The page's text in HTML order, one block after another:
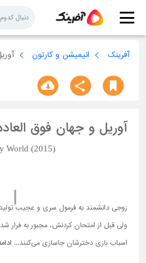
آفرینک انیمیشن و کارتون
آوریل و جهان فوق
World (2015)
زوجی دانشمند به فرمول سری و عجیب
ولی قبل از امتحان کردنش، مجبور به فرار
اسباب بازی دخترشان جاسازی می‌کنند...